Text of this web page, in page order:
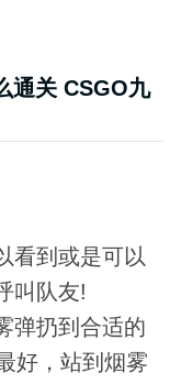
通关 CSGO九
看到或是可以
叫队友!
弹扔到合适的
好，站到烟雾